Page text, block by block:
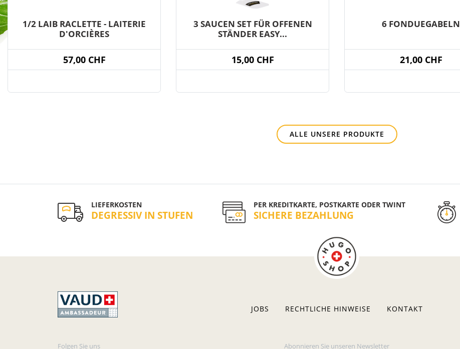
1/2 LAIB RACLETTE - LAITERIE
D'ORCIÈRES
57,00 CHF
3 SAUCEN SET FÜR OFFENEN
STÄNDER EASY...
15,00 CHF
6 FONDUEGABELN
21,00 CHF
ALLE UNSERE PRODUKTE
LIEFERKOSTEN
DEGRESSIV IN STUFEN
PER KREDITKARTE, POSTKARTE ODER TWINT
SICHERE BEZAHLUNG
JOBS RECHTLICHE HINWEISE KONTAKT
Abonnieren Sie unseren Newsletter
Folgen Sie uns